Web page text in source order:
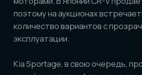
технологичными и привлекательными по
дизайну. На корейских аукционах Sportage
представлен широко, часто в богатых
системы безопасности и мультимедиа. В
проверенные временем решения, а Sportage —
на сочетание актуального дизайна и цены.